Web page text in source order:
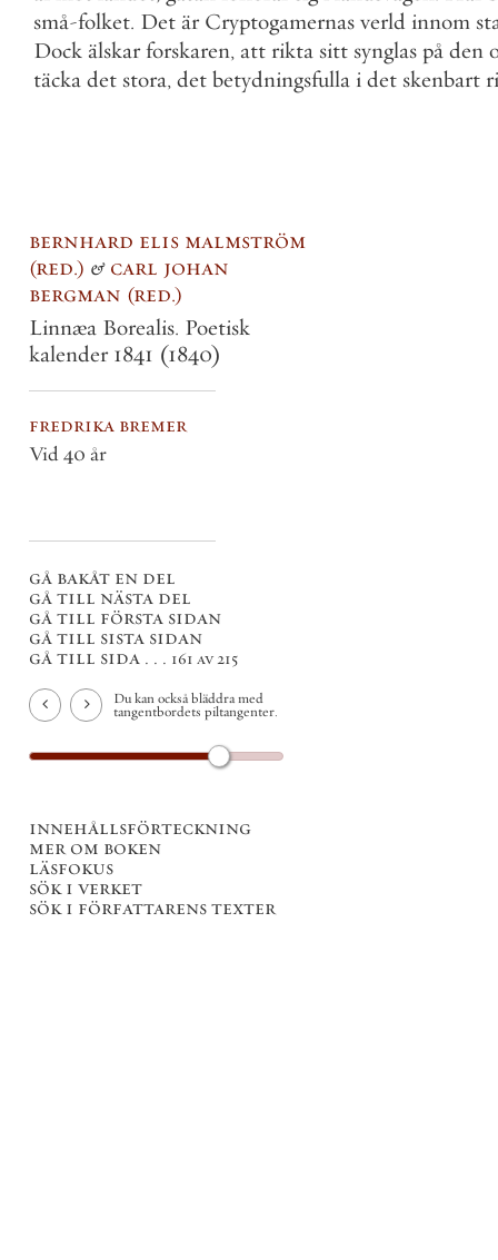
små-folket. Det är Cryptogamernas verld innom
Dock älskar forskaren, att rikta sitt synglas på den
täcka det stora, det betydningsfulla i det skenbart
bernhard elis malmström
red. & carl johan
bergman red.
Linnæa Borealis. Poetisk
kalender 1841 (1840)
fredrika bremer
Vid 40 år
gå bakåt en del
gå till nästa del
gå till första sidan
gå till sista sidan
gå till sida . . . 161 av 215
Du kan också bläddra med
tangentbordets piltangenter.
innehållsförteckning
mer om boken
läsfokus
sök i verket
sök i författarens texter